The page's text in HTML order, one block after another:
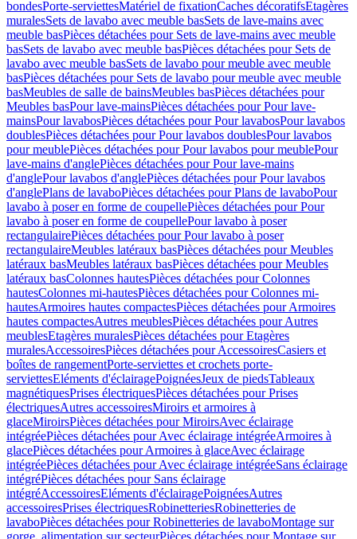
bondesPorte-serviettesMatériel de fixationCaches décoratifsEtagères
muralesSets de lavabo avec meuble basSets de lave-mains avec
meuble basPièces détachées pour Sets de lave-mains avec meuble
basSets de lavabo avec meuble basPièces détachées pour Sets de
lavabo avec meuble basSets de lavabo pour meuble avec meuble
basPièces détachées pour Sets de lavabo pour meuble avec meuble
basMeubles de salle de bainsMeubles basPièces détachées pour
Meubles basPour lave-mainsPièces détachées pour Pour lave-
mainsPour lavabosPièces détachées pour Pour lavabosPour lavabos
doublesPièces détachées pour Pour lavabos doublesPour lavabos
pour meublePièces détachées pour Pour lavabos pour meublePour
lave-mains d'anglePièces détachées pour Pour lave-mains
d'anglePour lavabos d'anglePièces détachées pour Pour lavabos
d'anglePlans de lavaboPièces détachées pour Plans de lavaboPour
lavabo à poser en forme de coupellePièces détachées pour Pour
lavabo à poser en forme de coupellePour lavabo à poser
rectangulairePièces détachées pour Pour lavabo à poser
rectangulaireMeubles latéraux basPièces détachées pour Meubles
latéraux basMeubles latéraux basPièces détachées pour Meubles
latéraux basColonnes hautesPièces détachées pour Colonnes
hautesColonnes mi-hautesPièces détachées pour Colonnes mi-
hautesArmoires hautes compactesPièces détachées pour Armoires
hautes compactesAutres meublesPièces détachées pour Autres
meublesEtagères muralesPièces détachées pour Etagères
muralesAccessoiresPièces détachées pour AccessoiresCasiers et
boîtes de rangementPorte-serviettes et crochets porte-
serviettesEléments d'éclairagePoignéesJeux de piedsTableaux
magnétiquesPrises électriquesPièces détachées pour Prises
électriquesAutres accessoiresMiroirs et armoires à
glaceMiroirsPièces détachées pour MiroirsAvec éclairage
intégréePièces détachées pour Avec éclairage intégréeArmoires à
glacePièces détachées pour Armoires à glaceAvec éclairage
intégréePièces détachées pour Avec éclairage intégréeSans éclairage
intégréPièces détachées pour Sans éclairage
intégréAccessoiresEléments d'éclairagePoignéesAutres
accessoiresPrises électriquesRobinetteriesRobinetteries de
lavaboPièces détachées pour Robinetteries de lavaboMontage sur
gorge, alimentation sur secteurPièces détachées pour Montage sur